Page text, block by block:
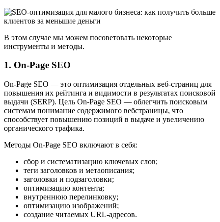
В этом случае мы можем посоветовать некоторые
инструменты и методы.
1. On-Page SEO
On-Page SEO — это оптимизация отдельных веб-страниц для
повышения их рейтинга и видимости в результатах поисковой
выдачи (SERP). Цель On-Page SEO — облегчить поисковым
системам понимание содержимого вебстраницы, что
способствует повышению позиций в выдаче и увеличению
органического трафика.
Методы On-Page SEO включают в себя:
сбор и систематизацию ключевых слов;
теги заголовков и метаописания;
заголовки и подзаголовки;
оптимизацию контента;
внутреннюю перелинковку;
оптимизацию изображений;
создание читаемых URL-адресов.